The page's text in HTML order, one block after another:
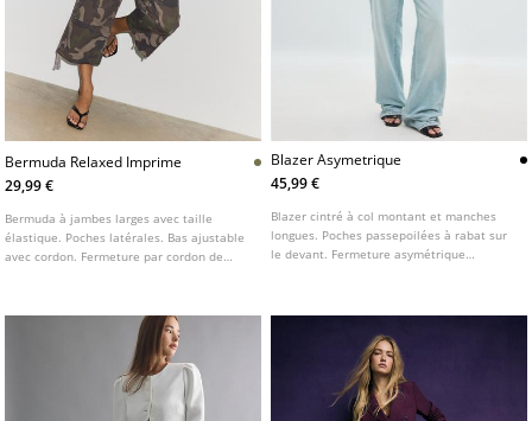
Bermuda Relaxed Imprime
29,99 €
Bermuda à jambes larges avec taille
élastique. Poches latérales. Bas ajustable
avec cordon. Fermeture par cordon de
Blazer Asymetrique
45,99 €
Blazer cintré à col montant et manches
longues. Poches passepoilées à rabat sur
le devant. Fermeture asymétrique